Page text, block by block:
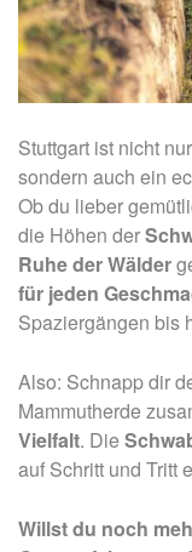
Stuttgart ist nicht
sondern auch ein
Ob du lieber
die Höhen der
Ruhe der Wälder
für jeden
Spaziergängen bis
Also: Schnapp dir
Mammutherde
Vielfalt. Die
auf Schritt und Tritt
Willst du noch